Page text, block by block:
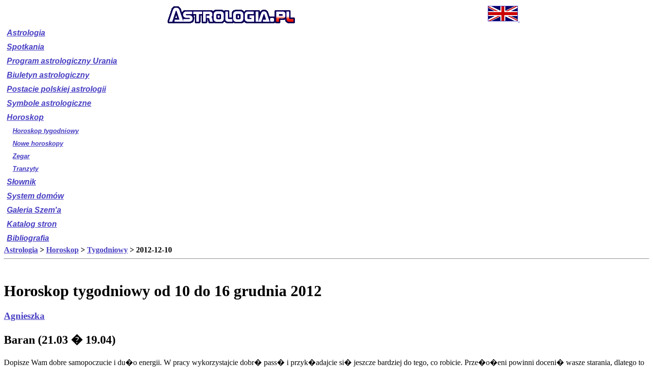
Astrologia
Spotkania
Program astrologiczny Urania
Biuletyn astrologiczny
Postacie polskiej astrologii
Symbole astrologiczne
Horoskop
Horoskop tygodniowy
Nowe horoskopy
Zegar
Tranzyty
Słownik
System domów
Galeria Szem'a
Katalog stron
Bibliografia
Astrologia > Horoskop > Tygodniowy > 2012-12-10
Horoskop tygodniowy od 10 do 16 grudnia 2012
Agnieszka
Baran (21.03 � 19.04)
Dopisze Wam dobre samopoczucie i du�o energii. W pracy wykorzystajcie dobr� pass� i przyk�adajcie si� jeszcze bardziej do tego, co robicie. Prze�o�eni powinni doceni� wasze starania, dlatego to